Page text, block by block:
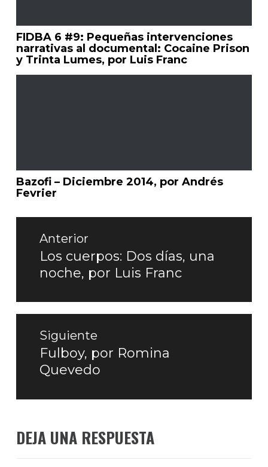
FIDBA 6 #9: Pequeñas intervenciones
narrativas al documental: Cocaine Prison
y Trinta Lumes, por Luis Franc
Bazofi – Diciembre 2014, por Andrés
Fevrier
Navegación
entradas
Anterior
Entrada
anterior:
Los cuerpos: Dos días, una
noche, por Luis Franc
Siguiente
Entrada
siguiente:
Fulboy, por Romina
Quevedo
DEJA UNA RESPUESTA